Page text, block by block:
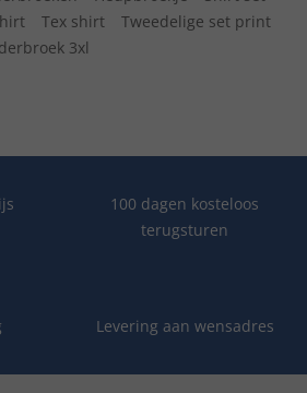
Tex shirt
Tweedelige set print
3xl
100 dagen kosteloos
terugsturen
Levering aan wensadres